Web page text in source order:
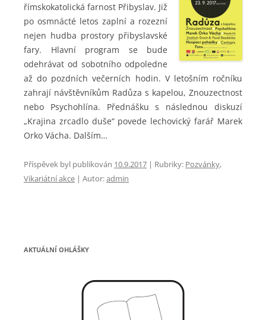
římskokatolická farnost Přibyslav. Již
po osmnácté letos zaplní a rozezní
nejen hudba prostory přibyslavské
fary. Hlavní program se bude
odehrávat od sobotního odpoledne
až do pozdních večerních hodin. V letošním ročníku
zahrají návštěvníkům Radůza s kapelou, Znouzectnost
nebo Psychohlína. Přednášku s následnou diskuzí
„Krajina zrcadlo duše“ povede lechovický farář Marek
Orko Vácha. Dalším…
Příspěvek byl publikován 10.9.2017 | Rubriky: Pozvánky,
Vikariátní akce | Autor:admin
AKTUÁLNÍ OHLÁŠKY